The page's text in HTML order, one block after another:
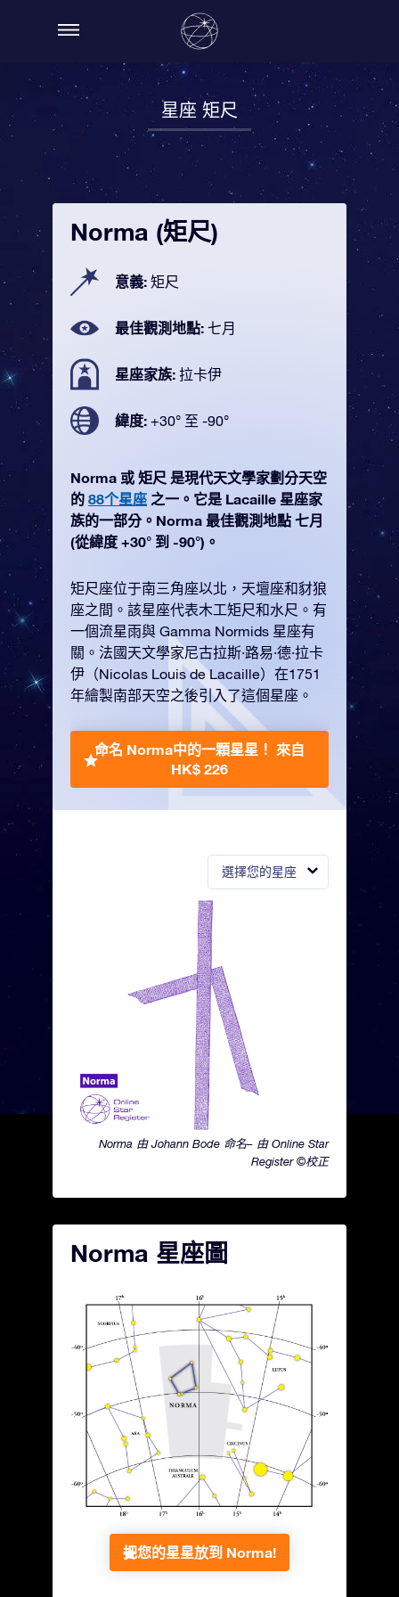
星座 矩尺
選擇您的星座
Norma 由 Johann Bode 命名– 由 Online Star
Register ©校正
Norma (矩尺)
意義: 矩尺
最佳觀測地點: 七月
星座家族: 拉卡伊
緯度: +30° 至 -90°
Norma 或 矩尺 是現代天文學家劃分天空
的 88个星座 之一。它是 Lacaille 星座家
族的一部分。Norma 最佳觀測地點 七月
(從緯度 +30° 到 -90°)。
矩尺座位于南三角座以北，天壇座和豺狼
座之間。該星座代表木工矩尺和水尺。有
一個流星雨與 Gamma Normids 星座有
關。法國天文學家尼古拉斯·路易·德·拉卡
伊（Nicolas Louis de Lacaille）在1751
年繪製南部天空之後引入了這個星座。
命名 Norma中的一顆星星！ 來自
HK$ 226
Norma 星座圖
把您的星星放到 Norma!